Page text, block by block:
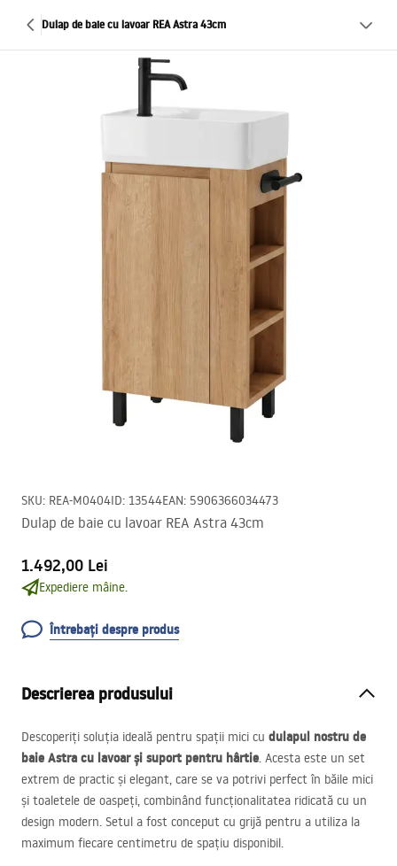
Dulap de baie cu lavoar REA Astra 43cm
SKU: REA-M0404ID: 13544EAN: 5906366034473
Dulap de baie cu lavoar REA Astra 43cm
1.492,00 Lei
Expediere mâine.
Întrebați despre produs
Descrierea produsului
Descoperiți soluția ideală pentru spații mici cu dulapul nostru de
baie Astra cu lavoar și suport pentru hârtie. Acesta este un set
extrem de practic și elegant, care se va potrivi perfect în băile mici
și toaletele de oaspeți, combinând funcționalitatea ridicată cu un
design modern. Setul a fost conceput cu grijă pentru a utiliza la
maximum fiecare centimetru de spațiu disponibil.